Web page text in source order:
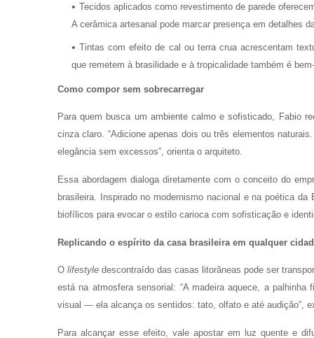
Tecidos aplicados como revestimento de parede
A cerâmica artesanal pode marcar presença em detalhes
Tintas com efeito de cal ou terra crua acrescentam
que remetem à brasilidade e à tropicalidade também é
Como compor sem sobrecarregar
Para quem busca um ambiente calmo e sofisticado, Fabio
cinza claro. “Adicione apenas dois ou três elementos
elegância sem excessos”, orienta o arquiteto.
Essa abordagem dialoga diretamente com o conceito do
brasileira. Inspirado no modernismo nacional e na poética
biofílicos para evocar o estilo carioca com sofisticação e
Replicando o espírito da casa brasileira em qualquer
O lifestyle descontraído das casas litorâneas pode ser
está na atmosfera sensorial: “A madeira aquece, a
visual — ela alcança os sentidos: tato, olfato e até audição”,
Para alcançar esse efeito, vale apostar em luz quente e